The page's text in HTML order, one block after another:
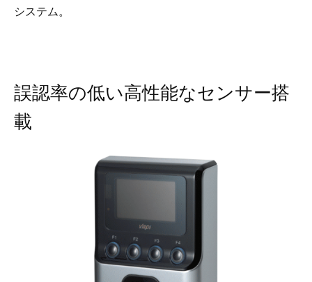
システム。
誤認率の低い高性能なセンサー搭
載